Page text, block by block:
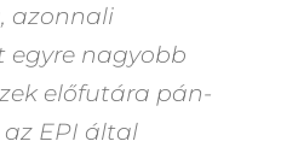
azonnali
egyre nagyobb
előfutára pán-
EPI által